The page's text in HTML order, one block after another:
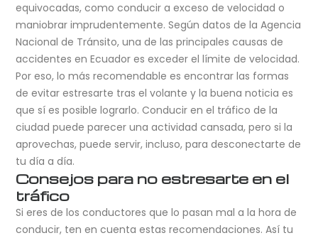
equivocadas, como conducir a exceso de velocidad o
maniobrar imprudentemente. Según datos de la Agencia
Nacional de Tránsito, una de las principales causas de
accidentes en Ecuador es exceder el límite de velocidad.
Por eso, lo más recomendable es encontrar las formas
de evitar estresarte tras el volante y la buena noticia es
que sí es posible lograrlo. Conducir en el tráfico de la
ciudad puede parecer una actividad cansada, pero si la
aprovechas, puede servir, incluso, para desconectarte de
tu día a día.
Consejos para no estresarte en el
tráfico
Si eres de los conductores que lo pasan mal a la hora de
conducir, ten en cuenta estas recomendaciones. Así tu